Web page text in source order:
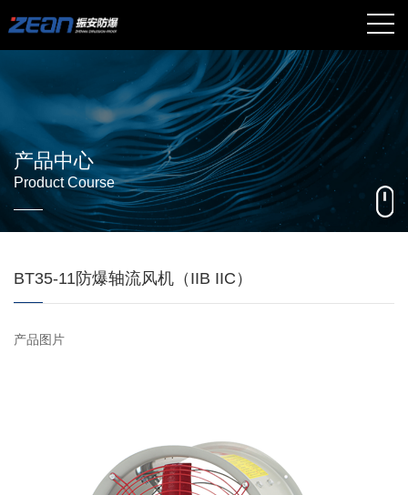
产品中心
Product Course
BT35-11防爆轴流风机（IIB IIC）
产品图片